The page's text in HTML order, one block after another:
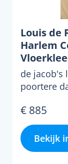
Louis de
Harlem
de jacob's
poortere
€ 885
Bekijk